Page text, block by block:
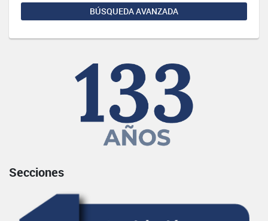
BÚSQUEDA AVANZADA
Secciones